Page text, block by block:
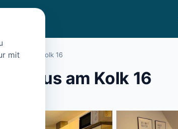
Haus am Kolk 16
Haus am Kolk 16
mit